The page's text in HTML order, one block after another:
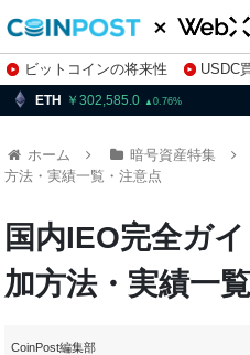
ビットコインの将来性 USDC
株特集・関連銘柄
0.76
ホーム 暗号資産特集
方法・実績一覧・注意点
国内IEO完全ガ
加方法・実績一
CoinPost編集部